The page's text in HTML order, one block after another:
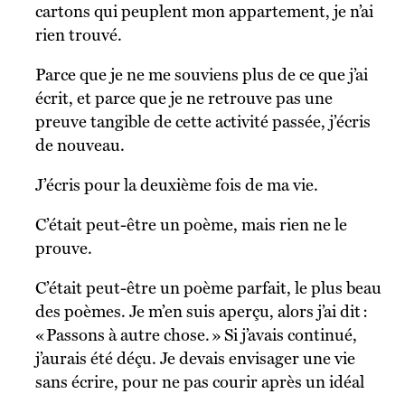
cartons qui peuplent mon appartement, je n’ai
rien trouvé.
Parce que je ne me souviens plus de ce que j’ai
écrit, et parce que je ne retrouve pas une
preuve tangible de cette activité passée, j’écris
de nouveau.
J’écris pour la deuxième fois de ma vie.
C’était peut-être un poème, mais rien ne le
prouve.
C’était peut-être un poème parfait, le plus beau
des poèmes. Je m’en suis aperçu, alors j’ai dit :
« Passons à autre chose. » Si j’avais continué,
j’aurais été déçu. Je devais envisager une vie
sans écrire, pour ne pas courir après un idéal